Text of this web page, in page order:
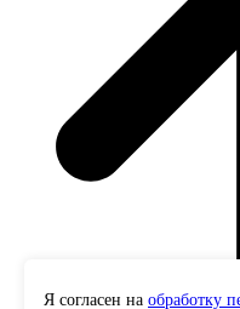
Я согласен на обработку